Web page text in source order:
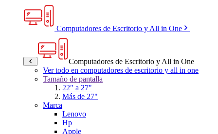
Computadores de Escritorio y All in One
Computadores de Escritorio y All in One
Ver todo en computadores de escritorio y all in one
Tamaño de pantalla
22" a 27"
Más de 27"
Marca
Lenovo
Hp
Apple